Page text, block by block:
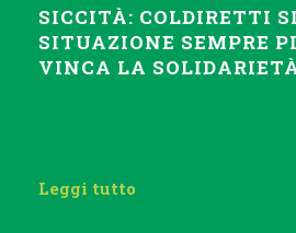
SICCITÀ: COLDIRETTI
SITUAZIONE SEMPRE
VINCA LA
Leggi tutto